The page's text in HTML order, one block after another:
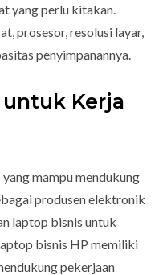
yang perlu kitakan.
prosesor, resolusi layar,
penyimpanannya.
Kerja
mampu mendukung
produsen elektronik
laptop bisnis untuk
bisnis HP memiliki
pekerjaan